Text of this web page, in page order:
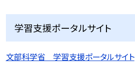
学習支援ポータルサイト
文部科学省 学習支援ポータルサイト